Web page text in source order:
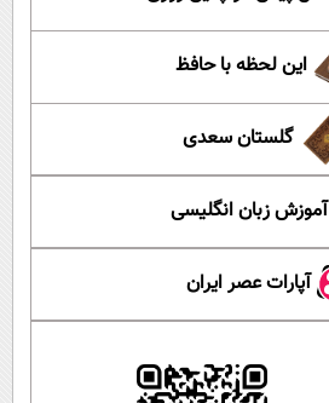
این لحظه با حافظ
گلستان سعدی
آموزش زبان انگلیسی
آپارات عصر ایران